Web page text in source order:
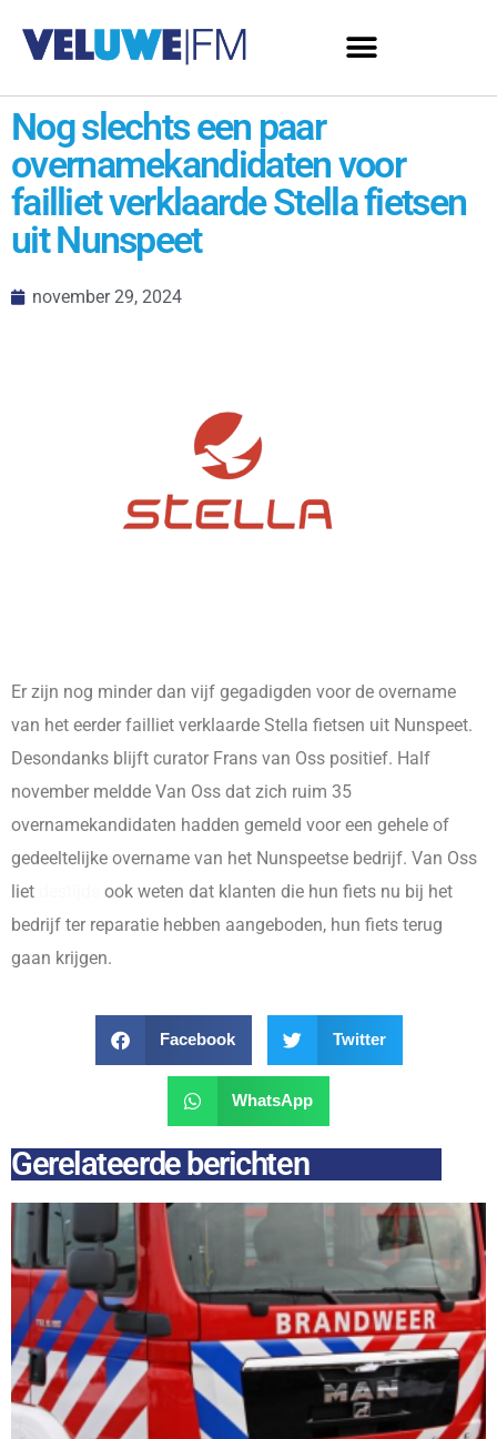
Nog slechts een paar
overnamekandidaten voor
failliet verklaarde Stella fietsen
uit Nunspeet
november 29, 2024
Er zijn nog minder dan vijf gegadigden voor de overname
van het eerder failliet verklaarde Stella fietsen uit Nunspeet.
Desondanks blijft curator Frans van Oss positief. Half
november meldde Van Oss dat zich ruim 35
overnamekandidaten hadden gemeld voor een gehele of
gedeeltelijke overname van het Nunspeetse bedrijf. Van Oss
liet
ook weten dat klanten die hun fiets nu bij het
bedrijf ter reparatie hebben aangeboden, hun fiets terug
gaan krijgen.
Facebook Twitter
WhatsApp
Gerelateerde berichten